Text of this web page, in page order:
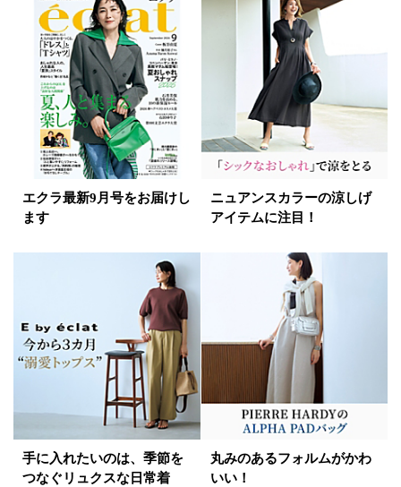
エクラ最新9月号をお届けし
ます
ニュアンスカラーの涼しげ
アイテムに注目！
手に入れたいのは、季節を
つなぐリュクスな日常着
丸みのあるフォルムがかわ
いい！